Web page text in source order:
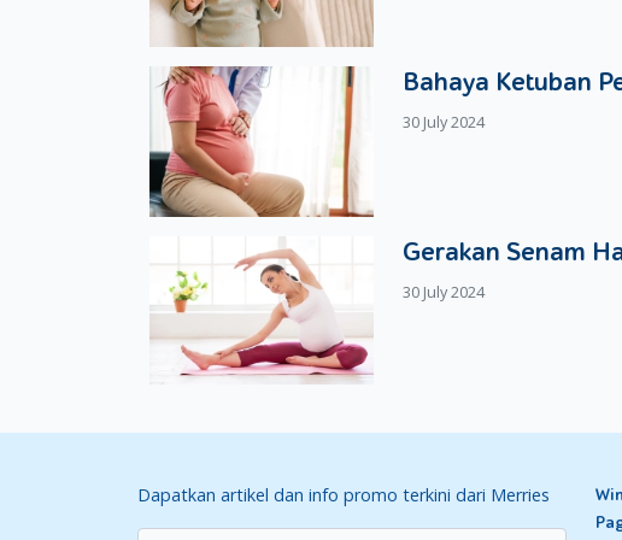
Ulangi langkah-langkah di atas sampai hidung Si Kecil
Segera bersihkan alat aspirator hidung dengan air
Supaya lebih aman, pastikan Moms tidak melakukan cara
muntah.
Cara Aman Lainnya Untuk Meredakan
Selain dua cara di atas, masih ada beberapa cara lain
Menggunakanhumidifier
untuk menjaga ruangan
hidung Si Kecil.
Melakukan terapi uap dengan air panas yang
juga bisa membantu mengencerkan ingus Si Kecil.
Posisikan tubuh Si Kecil dalam keadaan tegak untuk
Selama merawat Si Kecil, pastikan Moms selalu memenuhi
Bahaya Ketuban
30 July 2024
Gerakan Senam
30 July 2024
Dapatkan artikel dan info promo terkini dari Merries